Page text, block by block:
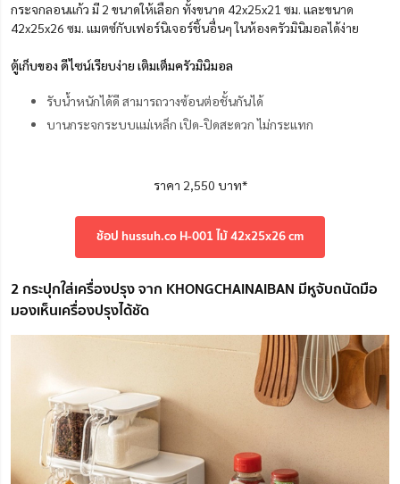
กระจกลอนแก้ว มี 2 ขนาดให้เลือก ทั้งขนาด 42x25x21 ซม. และขนาด
42x25x26 ซม. แมตซ์กับเฟอร์นิเจอร์ชิ้นอื่นๆ ในห้องครัวมินิมอลได้ง่าย
ตู้เก็บของ ดีไซน์เรียบง่าย เติมเต็มครัวมินิมอล
รับน้ำหนักได้ดี สามารถวางซ้อนต่อชั้นกันได้
บานกระจกระบบแม่เหล็ก เปิด-ปิดสะดวก ไม่กระแทก
ราคา 2,550 บาท*
ช้อป hussuh.co H-001 ไม้ 42x25x26 cm
2 กระปุกใส่เครื่องปรุง จาก KHONGCHAINAIBAN มีหูจับถนัดมือ
มองเห็นเครื่องปรุงได้ชัด